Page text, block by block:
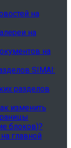
на
на
на
SIMAI:
разделов
изменить
блоков)?
главной